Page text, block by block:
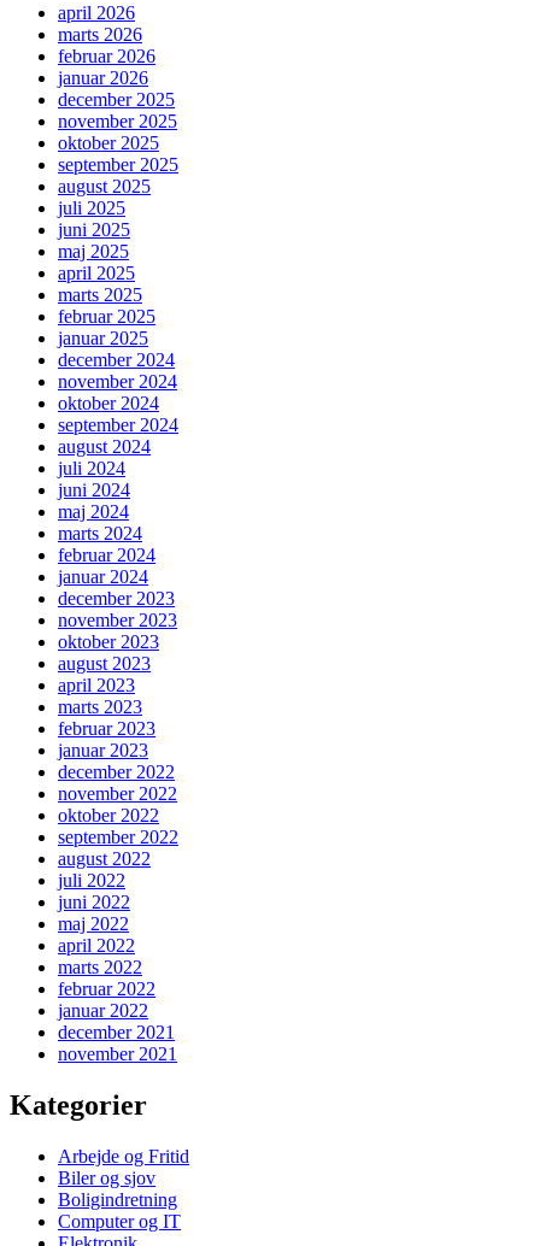
brugt
Tesla
Model
Y
april 2026
marts 2026
februar 2026
januar 2026
december 2025
november 2025
oktober 2025
september 2025
august 2025
juli 2025
juni 2025
maj 2025
april 2025
marts 2025
februar 2025
januar 2025
december 2024
november 2024
oktober 2024
september 2024
august 2024
juli 2024
juni 2024
maj 2024
marts 2024
februar 2024
januar 2024
december 2023
november 2023
oktober 2023
august 2023
april 2023
marts 2023
februar 2023
januar 2023
december 2022
november 2022
oktober 2022
september 2022
august 2022
juli 2022
juni 2022
maj 2022
april 2022
marts 2022
februar 2022
januar 2022
december 2021
november 2021
Kategorier
Arbejde og Fritid
Biler og sjov
Boligindretning
Computer og IT